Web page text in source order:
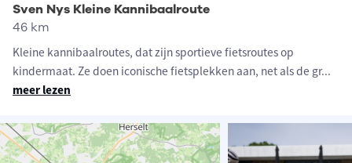
Sven Nys Kleine Kannibaalroute
46 km
Kleine kannibaalroutes, dat zijn sportieve fietsroutes op
kindermaat. Ze doen iconische fietsplekken aan, net als de gr...
meer lezen